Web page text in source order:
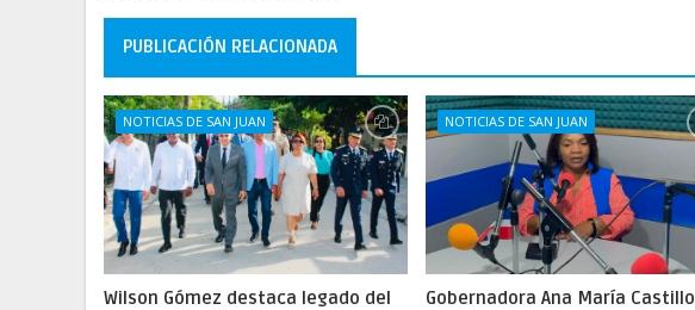
PUBLICACIÓN RELACIONADA
NOTICIAS DE SAN JUAN
Wilson Gómez destaca legado del
NOTICIAS DE SAN JUAN
Gobernadora Ana María Castillo